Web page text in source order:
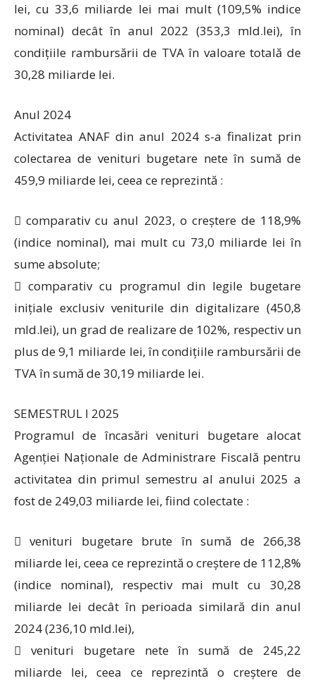
lei, cu 33,6 miliarde lei mai mult (109,5% indice
nominal) decât în anul 2022 (353,3 mld.lei), în
condițiile rambursării de TVA în valoare totală de
30,28 miliarde lei.
Anul 2024
Activitatea ANAF din anul 2024 s-a finalizat prin
colectarea de venituri bugetare nete în sumă de
459,9 miliarde lei, ceea ce reprezintă :
 comparativ cu anul 2023, o creștere de 118,9%
(indice nominal), mai mult cu 73,0 miliarde lei în
sume absolute;
 comparativ cu programul din legile bugetare
inițiale exclusiv veniturile din digitalizare (450,8
mld.lei), un grad de realizare de 102%, respectiv un
plus de 9,1 miliarde lei, în condițiile rambursării de
TVA în sumă de 30,19 miliarde lei.
SEMESTRUL I 2025
Programul de încasări venituri bugetare alocat
Agenției Naționale de Administrare Fiscală pentru
activitatea din primul semestru al anului 2025 a
fost de 249,03 miliarde lei, fiind colectate :
 venituri bugetare brute în sumă de 266,38
miliarde lei, ceea ce reprezintă o creștere de 112,8%
(indice nominal), respectiv mai mult cu 30,28
miliarde lei decât în perioada similară din anul
2024 (236,10 mld.lei),
 venituri bugetare nete în sumă de 245,22
miliarde lei, ceea ce reprezintă o creștere de